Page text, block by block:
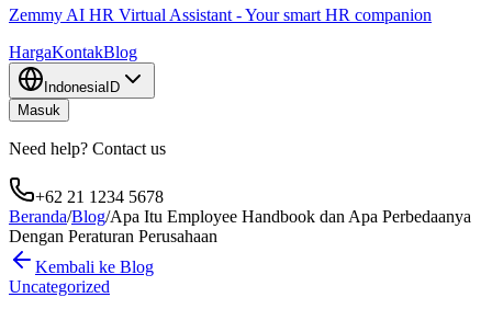
Zemmy AI HR Virtual Assistant - Your smart HR companion
HargaKontakBlog
IndonesiaID
Masuk
Need help? Contact us
+62 21 1234 5678
Beranda/Blog/Apa Itu Employee Handbook dan Apa Perbedaanya
Dengan Peraturan Perusahaan
Kembali ke Blog
Uncategorized